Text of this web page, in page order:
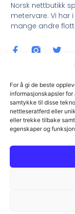
For å gi de beste
informasjonskapsler
samtykke til disse
nettleseratferd eller
eller trekke tilbake
egenskaper og
Norsk nettbutikk
metervare. Vi
mange andre